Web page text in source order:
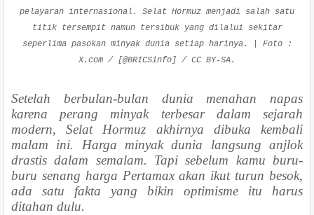
pelayaran internasional. Selat Hormuz menjadi salah satu
titik tersempit namun tersibuk yang dilalui sekitar
seperlima pasokan minyak dunia setiap harinya. | Foto :
X.com / [@BRICSinfo] / CC BY-SA.
Setelah berbulan-bulan dunia menahan napas
karena perang minyak terbesar dalam sejarah
modern, Selat Hormuz akhirnya dibuka kembali
malam ini. Harga minyak dunia langsung anjlok
drastis dalam semalam. Tapi sebelum kamu buru-
buru senang harga Pertamax akan ikut turun besok,
ada satu fakta yang bikin optimisme itu harus
ditahan dulu.